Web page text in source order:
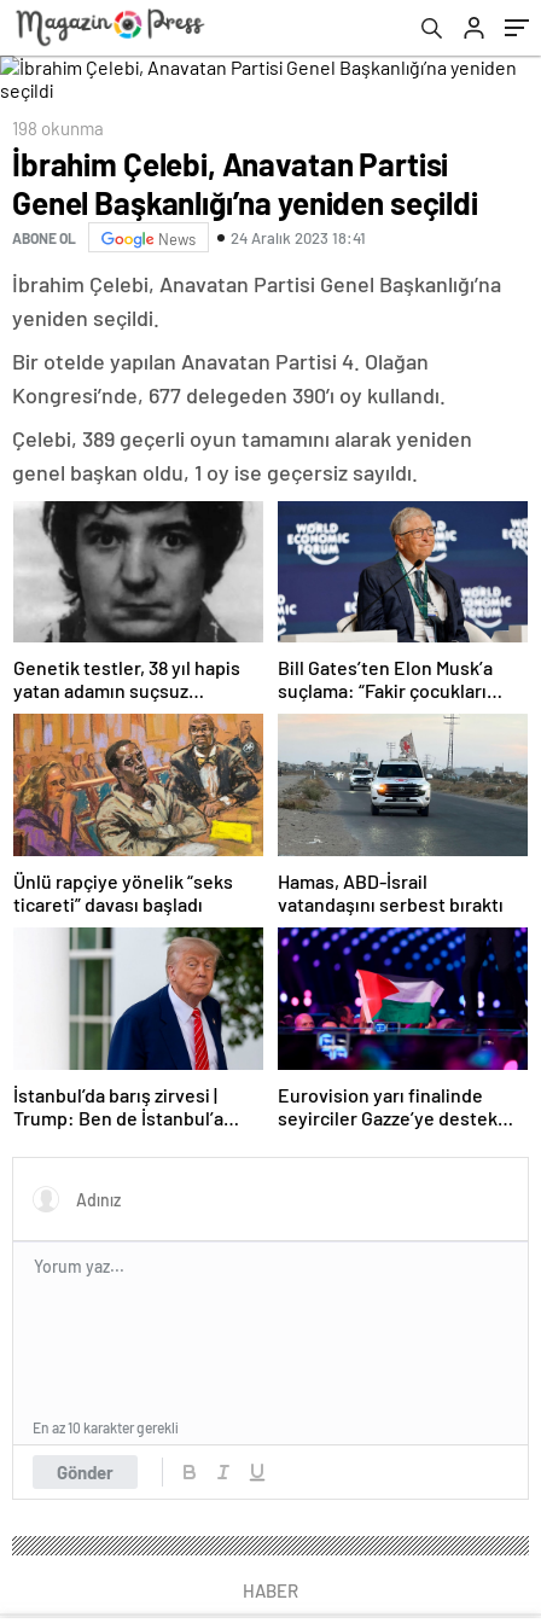
198 okunma
İbrahim Çelebi, Anavatan Partisi
Genel Başkanlığı’na yeniden seçildi
ABONE OL News 24 Aralık 2023 18:41
İbrahim Çelebi, Anavatan Partisi Genel Başkanlığı’na
yeniden seçildi.
Bir otelde yapılan Anavatan Partisi 4. Olağan
Kongresi’nde, 677 delegeden 390’ı oy kullandı.
Çelebi, 389 geçerli oyun tamamını alarak yeniden
genel başkan oldu, 1 oy ise geçersiz sayıldı.
Genetik testler, 38 yıl hapis
yatan adamın suçsuz
olduğunu ortaya çıkardı
Bill Gates’ten Elon Musk’a
suçlama: “Fakir çocukları
öldürdü”
Ünlü rapçiye yönelik “seks
ticareti” davası başladı
Hamas, ABD-İsrail
vatandaşını serbest bıraktı
İstanbul’da barış zirvesi |
Trump: Ben de İstanbul’a
Eurovision yarı finalinde
seyirciler Gazze’ye destek
Gönder
En az 10 karakter gerekli
HABER